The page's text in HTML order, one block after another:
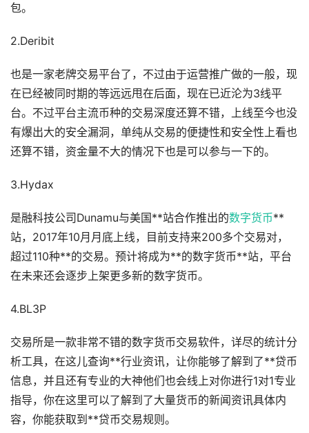
包。
2.Deribit
也是一家老牌交易平台了，不过由于运营推广做的一般，现
在已经被同时期的等远远甩在后面，现在已近沦为3线平
台。不过平台主流币种的交易深度还算不错，上线至今也没
有爆出大的安全漏洞，单纯从交易的便捷性和安全性上看也
还算不错，资金量不大的情况下也是可以参与一下的。
3.Hydax
是融科技公司Dunamu与美国**站合作推出的数字货币**
站，2017年10月月底上线，目前支持来200多个交易对，
超过110种**的交易。预计将成为**的数字货币**站，平台
在未来还会逐步上架更多新的数字货币。
4.BL3P
交易所是一款非常不错的数字货币交易软件，详尽的统计分
析工具，在这儿查询**行业资讯，让你能够了解到了**贷币
信息，并且还有专业的大神他们也会线上对你进行1对1专业
指导，你在这里可以了解到了大量货币的新闻资讯具体内
容，你能获取到**贷币交易规则。